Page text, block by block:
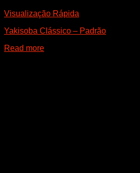
Visualização Rápida
Yakisoba Clássico – Padrão
Read more